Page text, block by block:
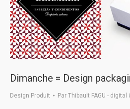
Dimanche = Design
Design Produit Par Thibault FAGU - digital